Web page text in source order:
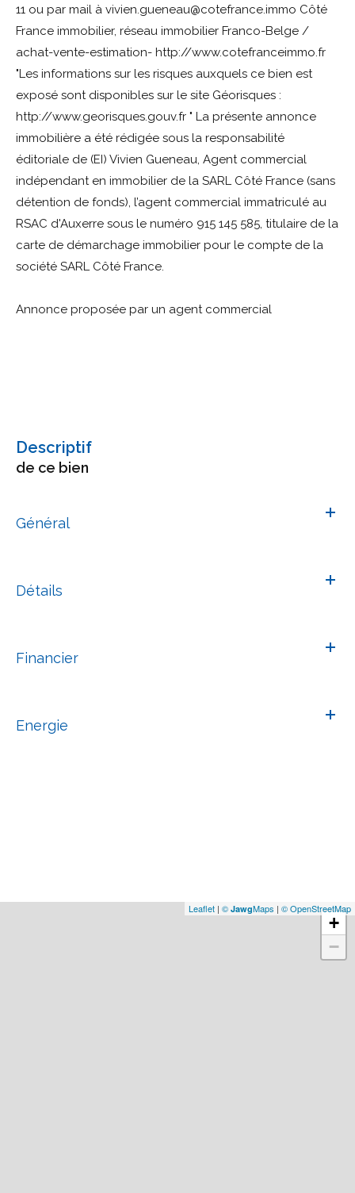
11 ou par mail à vivien.gueneau@cotefrance.immo Côté
France immobilier, réseau immobilier Franco-Belge /
achat-vente-estimation- http://www.cotefranceimmo.fr
"Les informations sur les risques auxquels ce bien est
exposé sont disponibles sur le site Géorisques :
http://www.georisques.gouv.fr " La présente annonce
immobilière a été rédigée sous la responsabilité
éditoriale de (EI) Vivien Gueneau, Agent commercial
indépendant en immobilier de la SARL Côté France (sans
détention de fonds), l’agent commercial immatriculé au
RSAC d'Auxerre sous le numéro 915 145 585, titulaire de la
carte de démarchage immobilier pour le compte de la
société SARL Côté France.
Annonce proposée par un agent commercial
descriptif
de ce bien
Général
Détails
Financier
Energie
+
−
Leaflet | © JawgMaps | © OpenStreetMap